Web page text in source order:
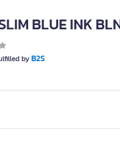
BLUE INK
byB2S